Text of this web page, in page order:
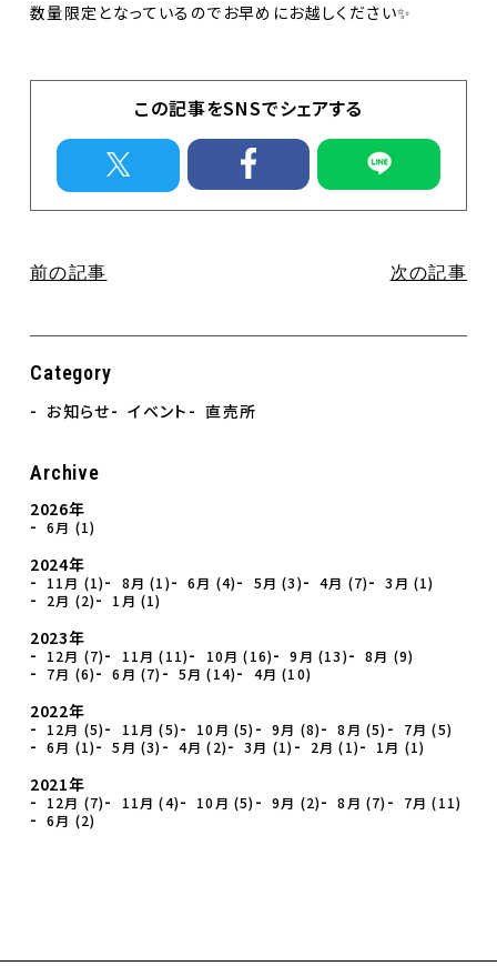
イベント
直売所のお知らせ
Contact
お問合せ
個人情報保護方針
数量限定となっているのでお早めにお越しください✨
この記事をSNSでシェアする
前の記事 次の記事
Category
お知らせ イベント 直売所
Archive
2026年
6月 (1)
2024年
11月 (1) 8月 (1) 6月 (4) 5月 (3) 4月 (7)
3月 (1)
2月 (2)
1月 (1)
2023年
12月 (7) 11月 (11) 10月 (16) 9月 (13)
8月 (9)
7月 (6)
6月 (7) 5月 (14) 4月 (10)
2022年
12月 (5) 11月 (5) 10月 (5) 9月 (8) 8月 (5)
7月 (5)
6月 (1)
5月 (3) 4月 (2) 3月 (1) 2月 (1) 1月 (1)
2021年
12月 (7) 11月 (4) 10月 (5) 9月 (2) 8月 (7)
7月 (11)
6月 (2)